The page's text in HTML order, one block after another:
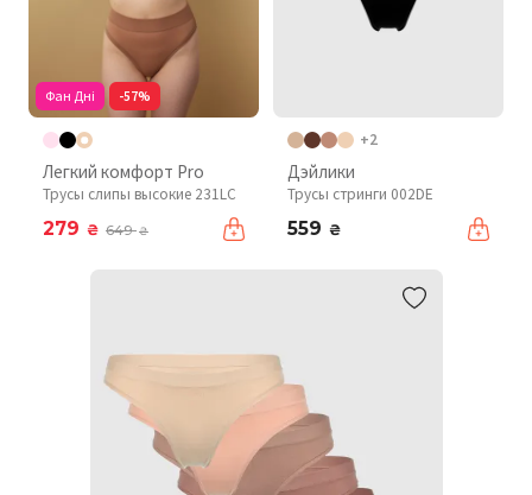
Фан Дні -57%
Легкий комфорт Pro
Трусы слипы высокие 231LC
279 ₴ 649₴
+2
Дэйлики
Трусы стринги 002DE
559 ₴